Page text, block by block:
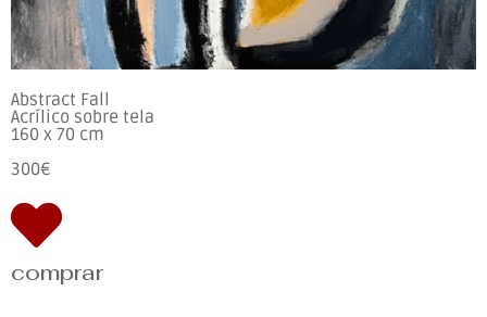
Abstract Fall
Acrílico sobre tela
160 x 70 cm
300€
comprar